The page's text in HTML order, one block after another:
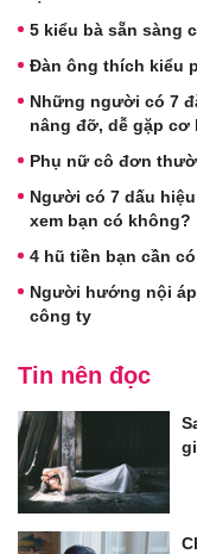
5 kiểu bà sẵn sàng
Đàn ông thích kiểu
Những người có 7
nâng đỡ, dễ gặp
Phụ nữ cô đơn
Người có 7 dấu
xem bạn có không?
4 hũ tiền bạn cần
Người hướng nội
công ty
Tin nên đọc